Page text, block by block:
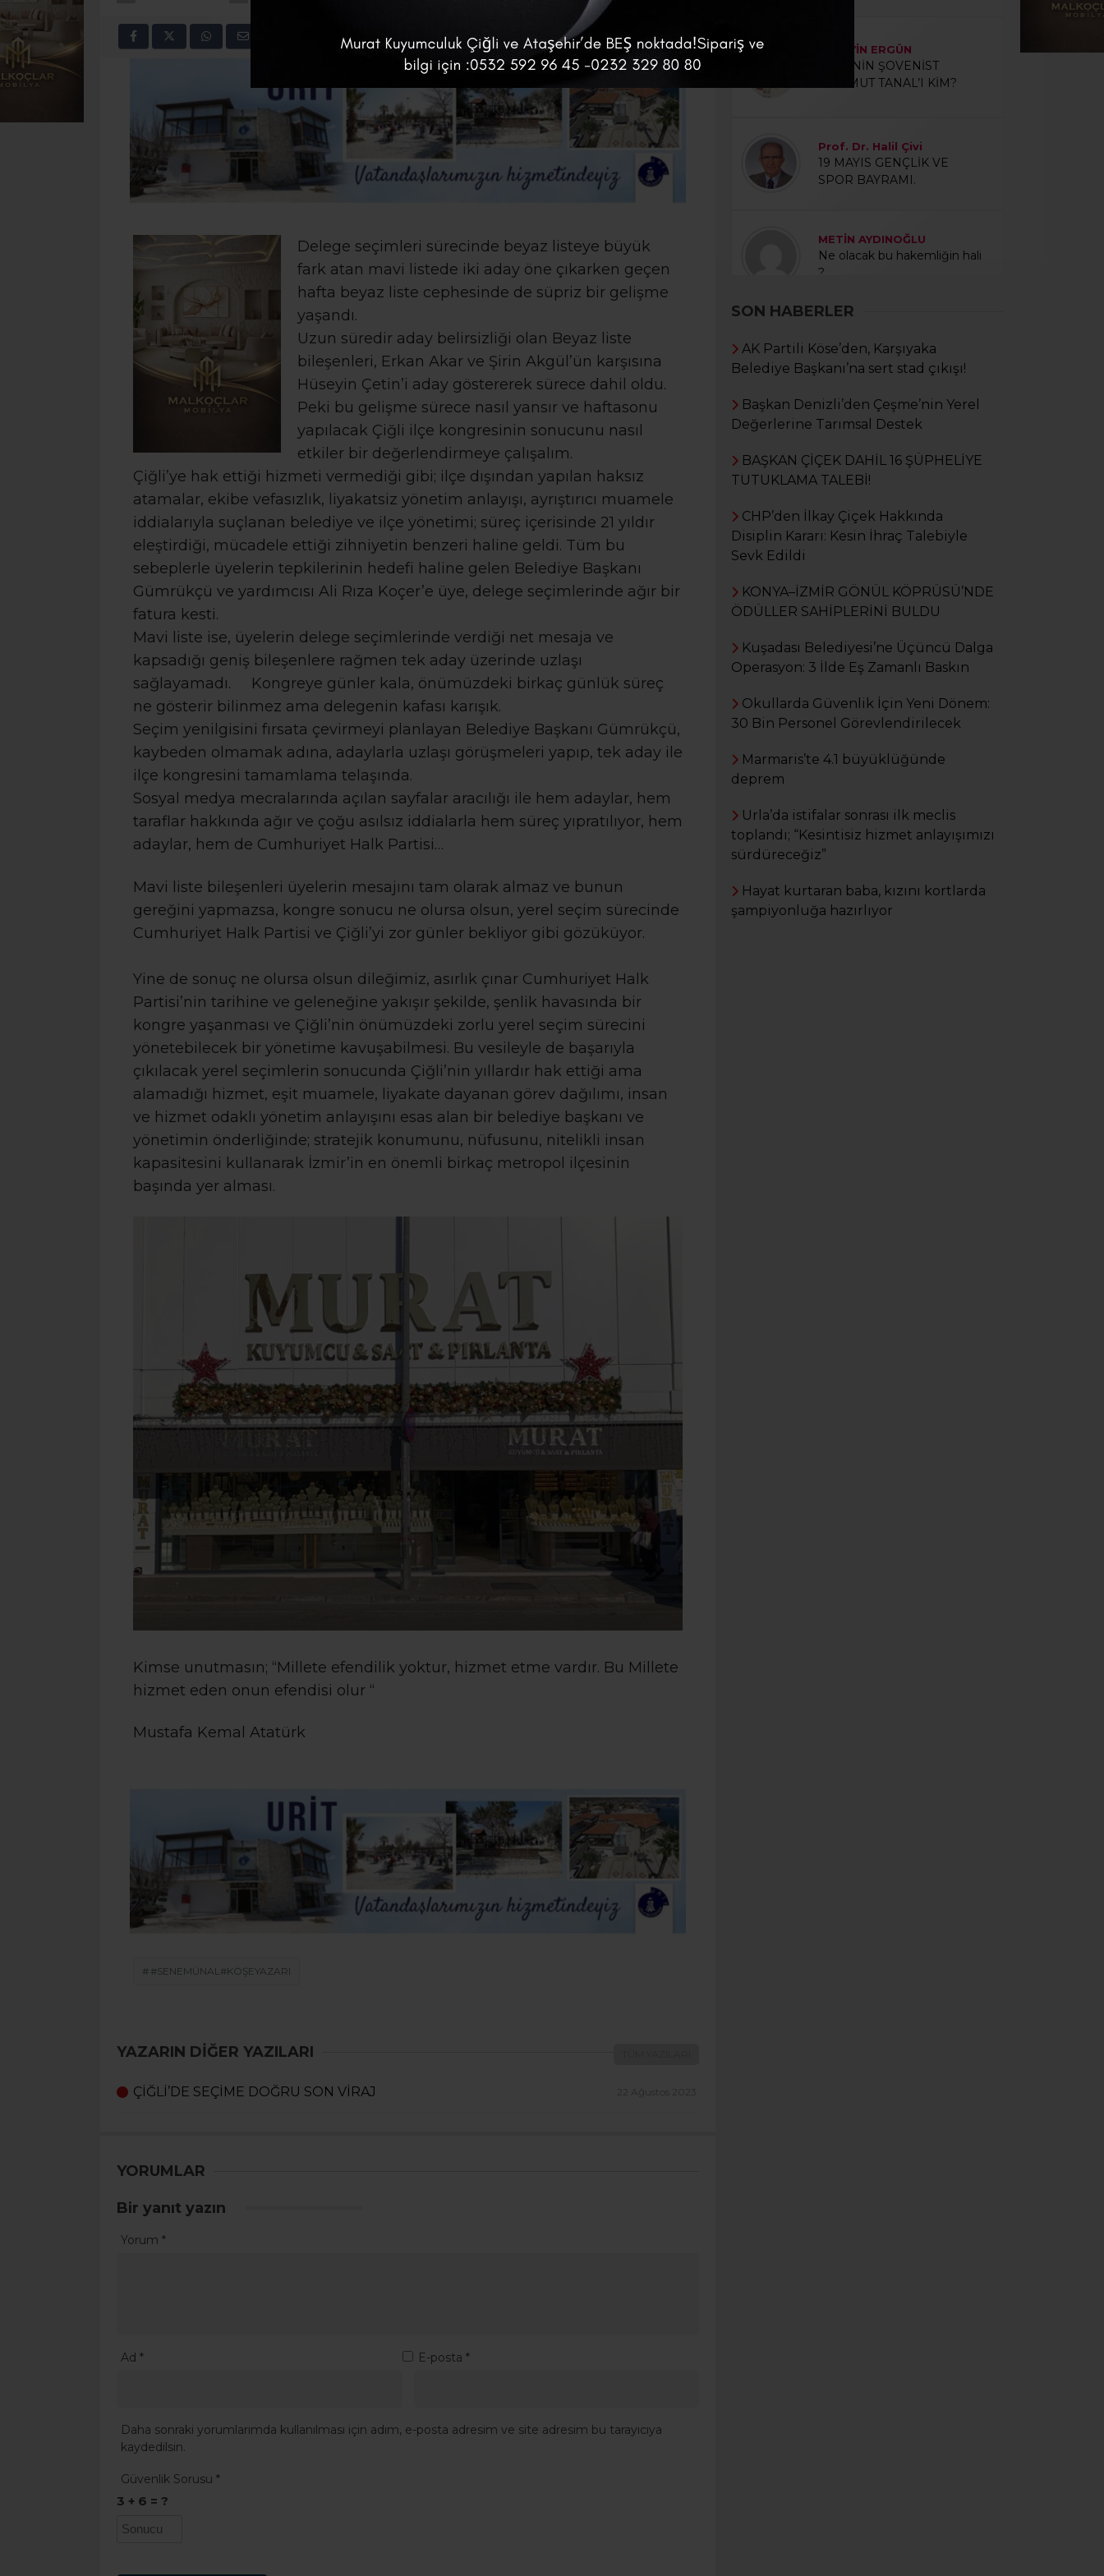
+
Delege seçimleri sürecinde beyaz listeye büyük
fark atan mavi listede iki aday öne çıkarken geçen
hafta beyaz liste cephesinde de süpriz bir gelişme
yaşandı.
Uzun süredir aday belirsizliği olan Beyaz liste
bileşenleri, Erkan Akar ve Şirin Akgül’ün karşısına
Hüseyin Çetin’i aday göstererek sürece dahil oldu.
Peki bu gelişme sürece nasıl yansır ve haftasonu
yapılacak Çiğli ilçe kongresinin sonucunu nasıl
etkiler bir değerlendirmeye çalışalım.
Çiğli’ye hak ettiği hizmeti vermediği gibi; ilçe dışından yapılan haksız
atamalar, ekibe vefasızlık, liyakatsiz yönetim anlayışı, ayrıştırıcı muamele
iddialarıyla suçlanan belediye ve ilçe yönetimi; süreç içerisinde 21 yıldır
eleştirdiği, mücadele ettiği zihniyetin benzeri haline geldi. Tüm bu
sebeplerle üyelerin tepkilerinin hedefi haline gelen Belediye Başkanı
Gümrükçü ve yardımcısı Ali Rıza Koçer’e üye, delege seçimlerinde ağır bir
fatura kesti.
Mavi liste ise, üyelerin delege seçimlerinde verdiği net mesaja ve
kapsadığı geniş bileşenlere rağmen tek aday üzerinde uzlaşı
sağlayamadı. Kongreye günler kala, önümüzdeki birkaç günlük süreç
ne gösterir bilinmez ama delegenin kafası karışık.
Seçim yenilgisini fırsata çevirmeyi planlayan Belediye Başkanı Gümrükçü,
kaybeden olmamak adına, adaylarla uzlaşı görüşmeleri yapıp, tek aday ile
ilçe kongresini tamamlama telaşında.
Sosyal medya mecralarında açılan sayfalar aracılığı ile hem adaylar, hem
taraflar hakkında ağır ve çoğu asılsız iddialarla hem süreç yıpratılıyor, hem
adaylar, hem de Cumhuriyet Halk Partisi…
Mavi liste bileşenleri üyelerin mesajını tam olarak almaz ve bunun
gereğini yapmazsa, kongre sonucu ne olursa olsun, yerel seçim sürecinde
Cumhuriyet Halk Partisi ve Çiğli’yi zor günler bekliyor gibi gözüküyor.
Yine de sonuç ne olursa olsun dileğimiz, asırlık çınar Cumhuriyet Halk
Partisi’nin tarihine ve geleneğine yakışır şekilde, şenlik havasında bir
kongre yaşanması ve Çiğli’nin önümüzdeki zorlu yerel seçim sürecini
yönetebilecek bir yönetime kavuşabilmesi. Bu vesileyle de başarıyla
çıkılacak yerel seçimlerin sonucunda Çiğli’nin yıllardır hak ettiği ama
alamadığı hizmet, eşit muamele, liyakate dayanan görev dağılımı, insan
ve hizmet odaklı yönetim anlayışını esas alan bir belediye başkanı ve
yönetimin önderliğinde; stratejik konumunu, nüfusunu, nitelikli insan
kapasitesini kullanarak İzmir’in en önemli birkaç metropol ilçesinin
başında yer alması.
Kimse unutmasın; “Millete efendilik yoktur, hizmet etme vardır. Bu Millete
hizmet eden onun efendisi olur “
Mustafa Kemal Atatürk
#SENEMÜNAL#KÖŞEYAZARI
YAZARIN DİĞER YAZILARI
ÇİĞLİ’DE SEÇİME DOĞRU SON VİRAJ 22 Ağustos 2023
YORUMLAR
Bir yanıt yazın
Yorum *
Ad * E-posta *
Daha sonraki yorumlarımda kullanılması için adım, e-posta adresim ve site adresim bu tarayıcıya
kaydedilsin.
Güvenlik Sorusu *
3 + 6 = ?
HÜSEYİN ERGÜN
ÇİĞLİ’NİN ŞOVENİST
MAHMUT TANAL’I KİM?
Prof. Dr. Halil Çivi
19 MAYIS GENÇLİK VE
SPOR BAYRAMI.
METİN AYDINOĞLU
Ne olacak bu hakemliğin hali
?
Futbol Çiçek Açacak Değildi
Ya!
YAŞAR EYİCE
BUYURUN!’
Hanım Demirbaş
KORKU BİR KARAR
HÜSEYİN EREN
GETİRDİKLERİ
AYSEL CEMİLE AKTAN
ÖĞRETMENLİK KALP
KİRLİ BEYİNLER HER
ALANDA.....
Senem Ünal
ÇİĞLİ'DE SEÇİME DOĞRU
SON VİRAJ
SON HABERLER
AK Partili Köse’den, Karşıyaka
Belediye Başkanı’na sert stad çıkışı!
Başkan Denizli’den Çeşme’nin Yerel
Değerlerine Tarımsal Destek
BAŞKAN ÇİÇEK DAHİL 16 ŞÜPHELİYE
TUTUKLAMA TALEBİ!
CHP’den İlkay Çiçek Hakkında
Disiplin Kararı: Kesin İhraç Talebiyle
Sevk Edildi
KONYA–İZMİR GÖNÜL KÖPRÜSÜ’NDE
ÖDÜLLER SAHİPLERİNİ BULDU
Kuşadası Belediyesi’ne Üçüncü Dalga
Operasyon: 3 İlde Eş Zamanlı Baskın
Okullarda Güvenlik İçin Yeni Dönem:
30 Bin Personel Görevlendirilecek
Marmaris’te 4.1 büyüklüğünde
deprem
Urla’da istifalar sonrası ilk meclis
toplandı; “Kesintisiz hizmet anlayışımızı
sürdüreceğiz”
Hayat kurtaran baba, kızını kortlarda
şampiyonluğa hazırlıyor